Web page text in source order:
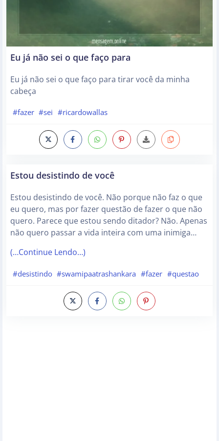
Eu já não sei o que faço para
Eu já não sei o que faço para tirar você da minha
cabeça
#fazer #sei #ricardowallas
Estou desistindo de você
Estou desistindo de você. Não porque não faz o que
eu quero, mas por fazer questão de fazer o que não
quero. Parece que estou sendo ditador? Não. Apenas
não quero passar a vida inteira com uma inimiga…
(…Continue Lendo…)
#desistindo #swamipaatrashankara #fazer #questao